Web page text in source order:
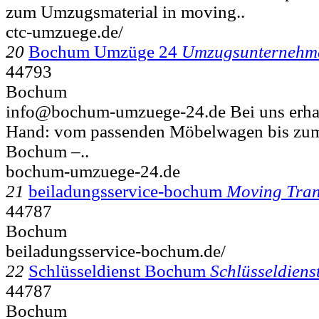
zum Umzugsmaterial in moving..
ctc-umzuege.de/
20 Bochum Umzüge 24
44793
Bochum
info@bochum-umzuege-24.de Bei uns
Hand: vom passenden Möbelwagen bis
Bochum –..
bochum-umzuege-24.de
21 beiladungsservice-bochum Moving
44787
Bochum
beiladungsservice-bochum.de/
22 Schlüsseldienst Bochum
44787
Bochum